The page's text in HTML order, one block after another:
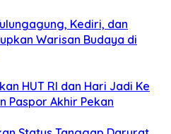
Kediri, dan
Warisan Budaya di
HUT RI dan Hari Jadi Ke
Paspor Akhir Pekan